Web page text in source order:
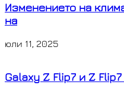
Изменението на
на
юли 11, 2025
Galaxy Z Flip7 и Z Flip7